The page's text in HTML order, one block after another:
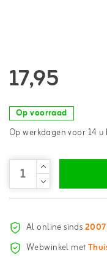
17,95
Op voorraad
Op werkdagen voor 14
Al online sinds2007
Webwinkel met